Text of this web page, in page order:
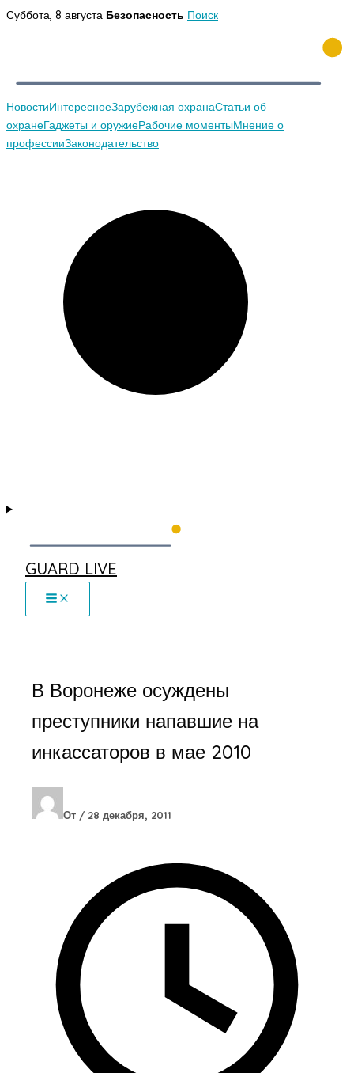
Перейти
Суббота, 8 августа Безопасность Поиск
НовостиИнтересноеЗарубежная охранаСтатьи об
охранеГаджеты и оружиеРабочие моментыМнение о
профессииЗаконодательство
GUARD LIVE
В Воронеже осуждены
преступники напавшие на
инкассаторов в мае 2010
От / 28 декабря, 2011